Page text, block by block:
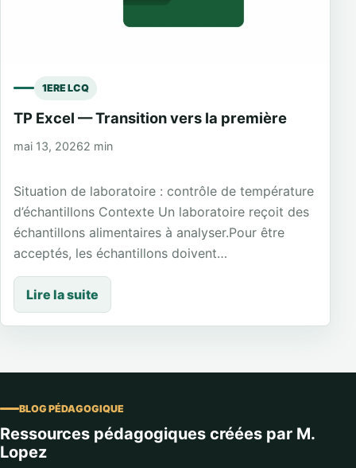
1ERE LCQ
TP Excel — Transition vers la première
mai 13, 20262 min
Situation de laboratoire : contrôle de température
d’échantillons Contexte Un laboratoire reçoit des
échantillons alimentaires à analyser.Pour être
acceptés, les échantillons doivent…
Lire la suite
BLOG PÉDAGOGIQUE
Ressources pédagogiques créées par M.
Lopez